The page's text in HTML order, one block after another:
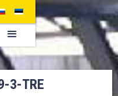
3-TRE